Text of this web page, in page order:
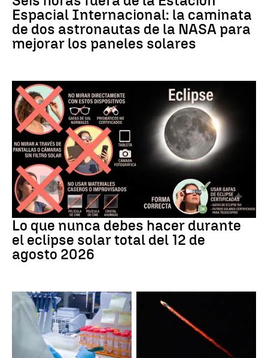
Espacial Internacional: la caminata
de dos astronautas de la NASA para
mejorar los paneles solares
Eclipse
Lo que nunca debes hacer durante
el eclipse solar total del 12 de
agosto 2026